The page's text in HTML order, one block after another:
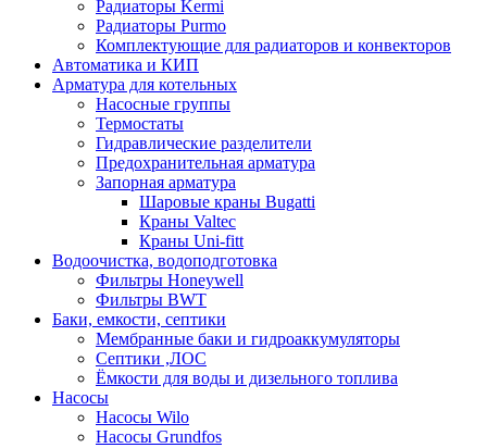
Радиаторы Kermi
Радиаторы Purmo
Комплектующие для радиаторов и конвекторов
Автоматика и КИП
Арматура для котельных
Насосные группы
Термостаты
Гидравлические разделители
Предохранительная арматура
Запорная арматура
Шаровые краны Bugatti
Краны Valtec
Краны Uni-fitt
Водоочистка, водоподготовка
Фильтры Honeywell
Фильтры BWT
Баки, емкости, септики
Мембранные баки и гидроаккумуляторы
Септики ,ЛОС
Ёмкости для воды и дизельного топлива
Насосы
Насосы Wilo
Насосы Grundfos